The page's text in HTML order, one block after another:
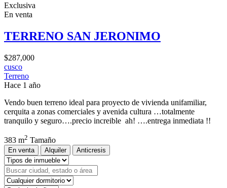
Exclusiva
En venta
TERRENO SAN JERONIMO
$287,000
cusco
Terreno
Hace 1 año
Vendo buen terreno ideal para proyecto de vivienda unifamiliar,
cerquita a zonas comerciales y avenida cultura …totalmente
tranquilo y seguro….precio increible ah! ….entrega inmediata !!
383 m2 Tamaño
En venta Alquiler Anticresis